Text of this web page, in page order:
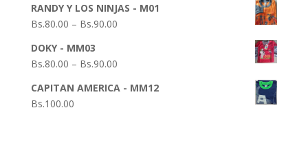
RANDY Y LOS NINJAS - M01
Bs.80.00 – Bs.90.00
DOKY - MM03
Bs.80.00 – Bs.90.00
CAPITAN AMERICA - MM12
Bs.100.00